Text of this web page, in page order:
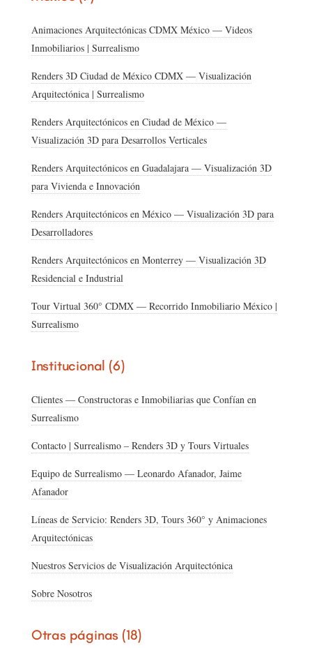
Animaciones Arquitectónicas CDMX México — Videos
Inmobiliarios | Surrealismo
Renders 3D Ciudad de México CDMX — Visualización
Arquitectónica | Surrealismo
Renders Arquitectónicos en Ciudad de México —
Visualización 3D para Desarrollos Verticales
Renders Arquitectónicos en Guadalajara — Visualización 3D
para Vivienda e Innovación
Renders Arquitectónicos en México — Visualización 3D para
Desarrolladores
Renders Arquitectónicos en Monterrey — Visualización 3D
Residencial e Industrial
Tour Virtual 360° CDMX — Recorrido Inmobiliario México |
Surrealismo
Institucional (6)
Clientes — Constructoras e Inmobiliarias que Confían en
Surrealismo
Contacto | Surrealismo – Renders 3D y Tours Virtuales
Equipo de Surrealismo — Leonardo Afanador, Jaime
Afanador
Líneas de Servicio: Renders 3D, Tours 360° y Animaciones
Arquitectónicas
Nuestros Servicios de Visualización Arquitectónica
Sobre Nosotros
Otras páginas (18)